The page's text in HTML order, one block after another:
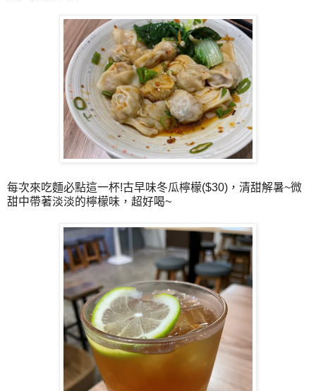
每次來吃麵必點這一杯!古早味冬瓜檸檬($30)，清甜解暑~微
甜中帶著淡淡的檸檬味，超好喝~